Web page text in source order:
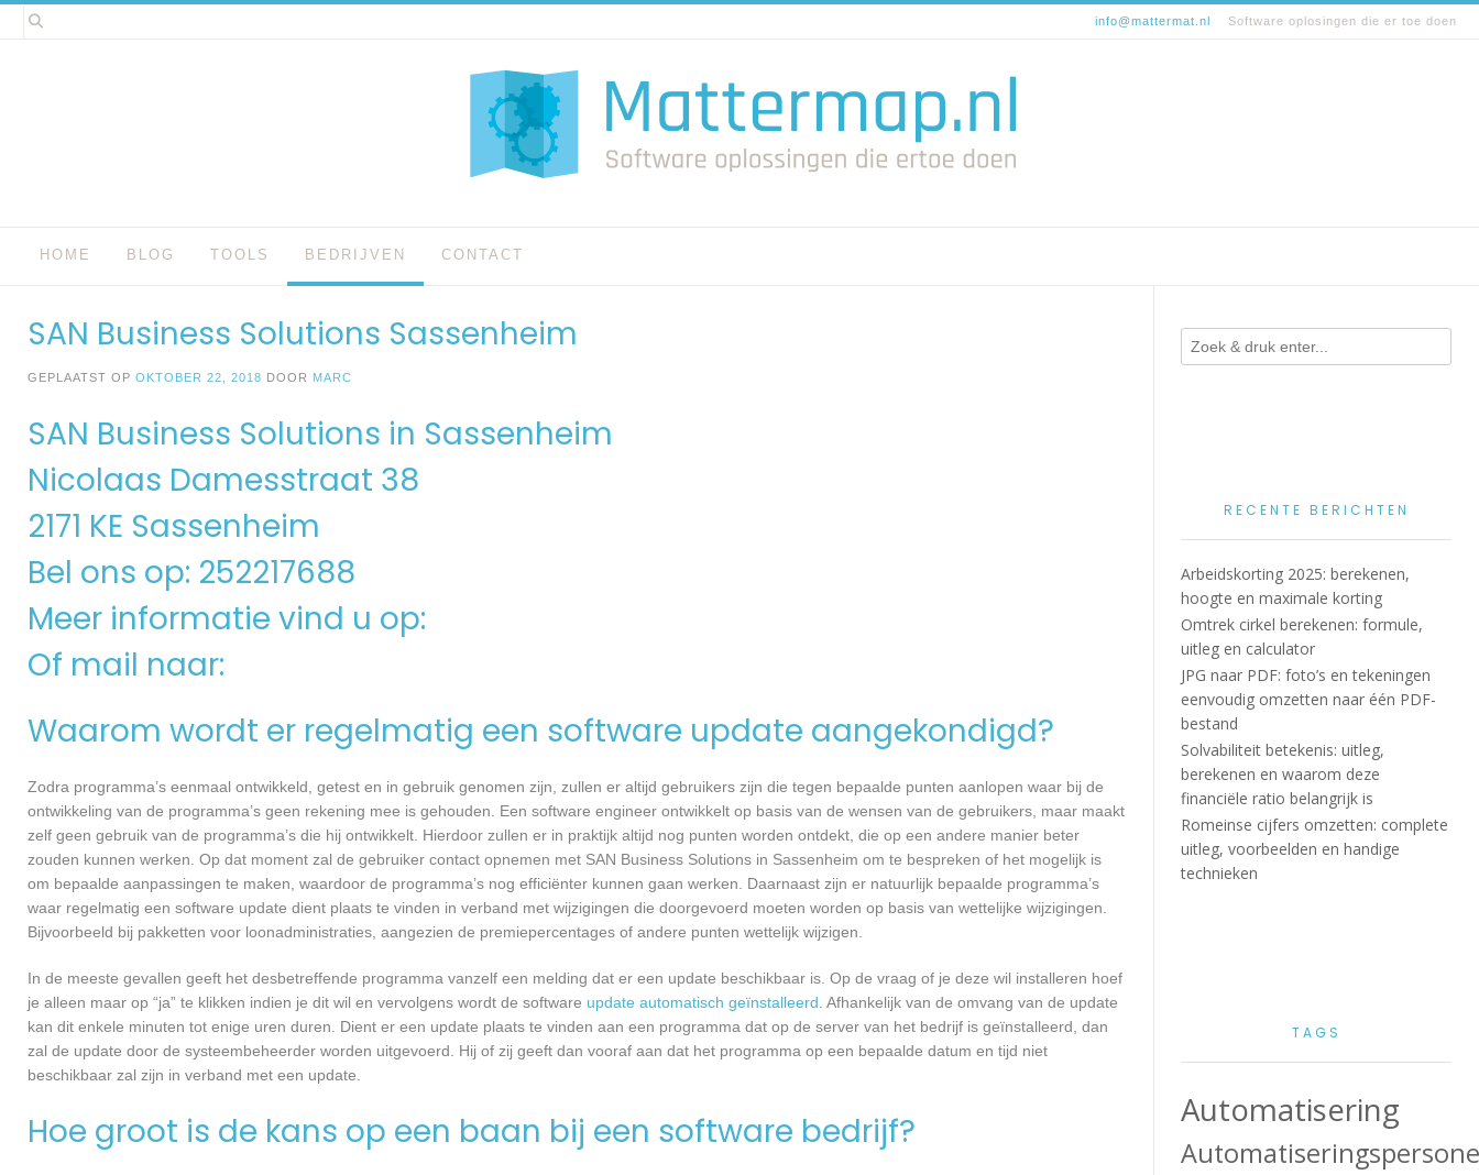
Spring
naar
info@mattermat.nl Software oplosingen die er toe doen
HOME BLOG TOOLS BEDRIJVEN CONTACT
SAN Business Solutions Sassenheim
GEPLAATST OP OKTOBER 22, 2018 DOOR MARC
SAN Business Solutions in Sassenheim
Nicolaas Damesstraat 38
2171 KE Sassenheim
Bel ons op: 252217688
Meer informatie vind u op:
Of mail naar:
Waarom wordt er regelmatig een software update aangekondigd?
Zodra programma’s eenmaal ontwikkeld, getest en in gebruik genomen zijn, zullen er altijd gebruikers zijn die tegen bepaalde punten aanlopen waar bij de
ontwikkeling van de programma’s geen rekening mee is gehouden. Een software engineer ontwikkelt op basis van de wensen van de gebruikers, maar maakt
zelf geen gebruik van de programma’s die hij ontwikkelt. Hierdoor zullen er in praktijk altijd nog punten worden ontdekt, die op een andere manier beter
zouden kunnen werken. Op dat moment zal de gebruiker contact opnemen met SAN Business Solutions in Sassenheim om te bespreken of het mogelijk is
om bepaalde aanpassingen te maken, waardoor de programma’s nog efficiënter kunnen gaan werken. Daarnaast zijn er natuurlijk bepaalde programma’s
waar regelmatig een software update dient plaats te vinden in verband met wijzigingen die doorgevoerd moeten worden op basis van wettelijke wijzigingen.
Bijvoorbeeld bij pakketten voor loonadministraties, aangezien de premiepercentages of andere punten wettelijk wijzigen.
In de meeste gevallen geeft het desbetreffende programma vanzelf een melding dat er een update beschikbaar is. Op de vraag of je deze wil installeren hoef
je alleen maar op “ja” te klikken indien je dit wil en vervolgens wordt de software update automatisch geïnstalleerd. Afhankelijk van de omvang van de update
kan dit enkele minuten tot enige uren duren. Dient er een update plaats te vinden aan een programma dat op de server van het bedrijf is geïnstalleerd, dan
zal de update door de systeembeheerder worden uitgevoerd. Hij of zij geeft dan vooraf aan dat het programma op een bepaalde datum en tijd niet
beschikbaar zal zijn in verband met een update.
Hoe groot is de kans op een baan bij een software bedrijf?
RECENTE BERICHTEN
Arbeidskorting 2025: berekenen,
hoogte en maximale korting
Omtrek cirkel berekenen: formule,
uitleg en calculator
JPG naar PDF: foto’s en tekeningen
eenvoudig omzetten naar één PDF-
bestand
Solvabiliteit betekenis: uitleg,
berekenen en waarom deze
financiële ratio belangrijk is
Romeinse cijfers omzetten: complete
uitleg, voorbeelden en handige
technieken
TAGS
Automatisering